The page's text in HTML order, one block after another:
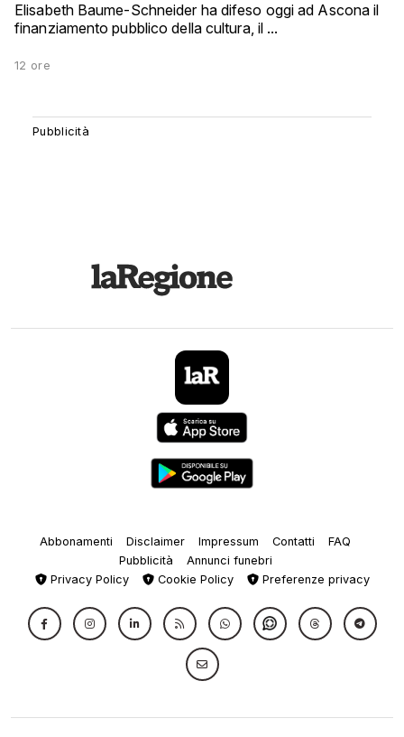
Elisabeth Baume-Schneider ha difeso oggi ad Ascona il
finanziamento pubblico della cultura, il ...
12 ore
Abbonamenti Disclaimer Impressum Contatti
FAQ
Pubblicità
Annunci funebri
Privacy Policy
Cookie Policy Preferenze privacy